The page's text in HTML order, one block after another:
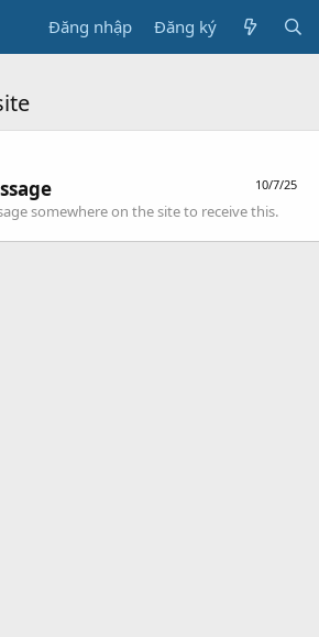
Đăng nhập Đăng ký
10/7/25
somewhere on the site to receive this.